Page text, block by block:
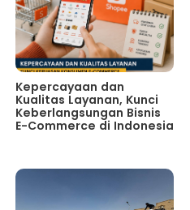
Kepercayaan dan
Kualitas Layanan, Kunci
Keberlangsungan Bisnis
E-Commerce di Indonesia